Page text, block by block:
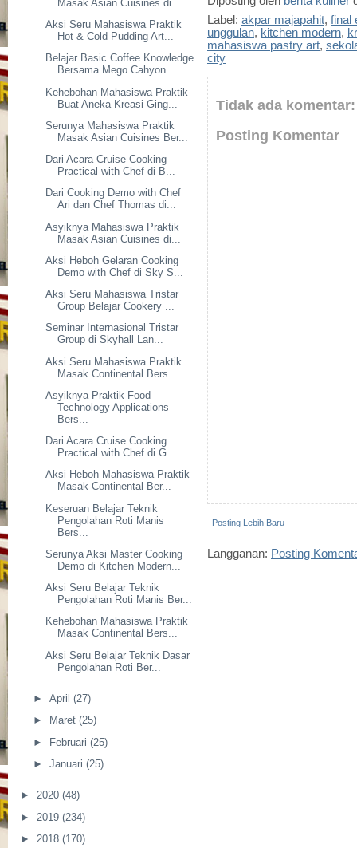
Masak Asian Cuisines di...
Aksi Seru Mahasiswa Praktik
Hot & Cold Pudding Art...
Belajar Basic Coffee Knowledge
Bersama Mego Cahyon...
Kehebohan Mahasiswa Praktik
Buat Aneka Kreasi Ging...
Serunya Mahasiswa Praktik
Masak Asian Cuisines Ber...
Dari Acara Cruise Cooking
Practical with Chef di B...
Dari Cooking Demo with Chef
Ari dan Chef Thomas di...
Asyiknya Mahasiswa Praktik
Masak Asian Cuisines di...
Aksi Heboh Gelaran Cooking
Demo with Chef di Sky S...
Aksi Seru Mahasiswa Tristar
Group Belajar Cookery ...
Seminar Internasional Tristar
Group di Skyhall Lan...
Aksi Seru Mahasiswa Praktik
Masak Continental Bers...
Asyiknya Praktik Food
Technology Applications
Bers...
Dari Acara Cruise Cooking
Practical with Chef di G...
Aksi Heboh Mahasiswa Praktik
Masak Continental Ber...
Keseruan Belajar Teknik
Pengolahan Roti Manis
Bers...
Serunya Aksi Master Cooking
Demo di Kitchen Modern...
Aksi Seru Belajar Teknik
Pengolahan Roti Manis Ber...
Kehebohan Mahasiswa Praktik
Masak Continental Bers...
Aksi Seru Belajar Teknik Dasar
Pengolahan Roti Ber...
► April (27)
►
Maret (25)
► Februari (25)
► Januari (25)
► 2020 (48)
► 2019 (234)
► 2018 (170)
Label: akpar majapahit, final
unggulan, kitchen modern,
mahasiswa pastry art,
city
Tidak ada komentar:
Posting Komentar
Posting Lebih Baru
Langganan: Posting